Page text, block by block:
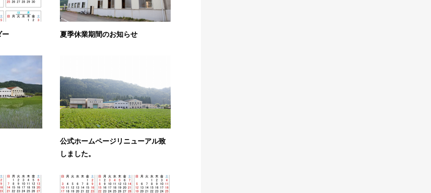
ー 夏季休業期間のお知らせ
公式ホームページリニューアル致
しました。